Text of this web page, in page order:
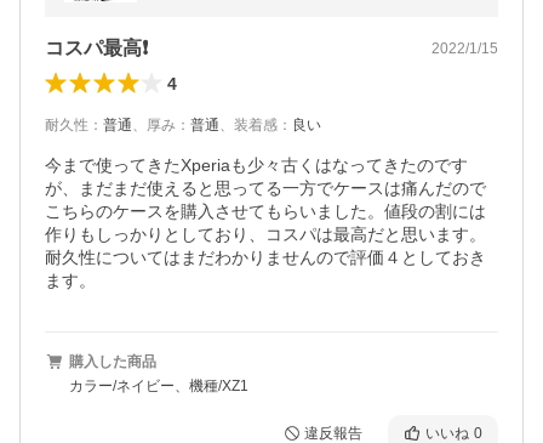
コスパ最高❗ 2022/1/15
4
耐久性 ： 普通、 厚み ： 普通、 装着感 ： 良い
今まで使ってきたXperiaも少々古くはなってきたのです
が、まだまだ使えると思ってる一方でケースは痛んだので
こちらのケースを購入させてもらいました。値段の割には
作りもしっかりとしており、コスパは最高だと思います。
耐久性についてはまだわかりませんので評価４としておき
ます。
購入した商品
カラー/ネイビー、機種/XZ1
違反報告 いいね 0